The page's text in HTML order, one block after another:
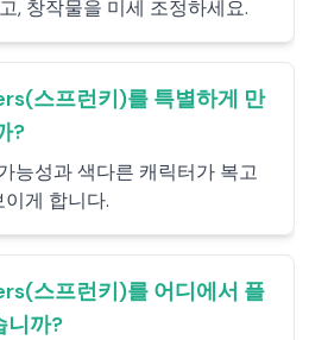
, 창작물을 미세 조정하세요.
스프런키)를 특별하게 만
?
능성과 색다른 캐릭터가 복고
게 합니다.
스프런키)를 어디에서 플
니까?